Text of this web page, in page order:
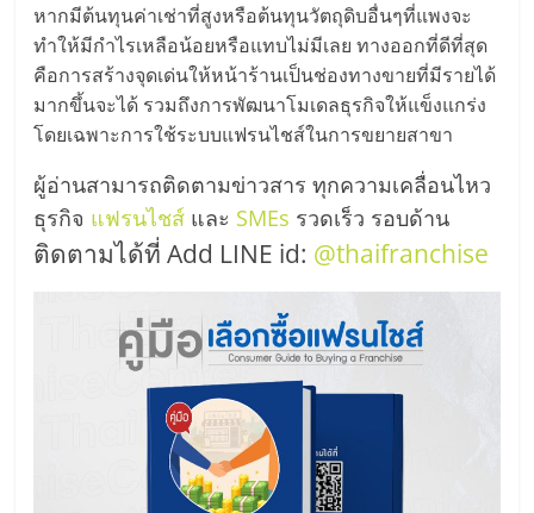
หากมีต้นทุนค่าเช่าที่สูงหรือต้นทุนวัตถุดิบอื่นๆที่แพงจะ
ทำให้มีกำไรเหลือน้อยหรือแทบไม่มีเลย ทางออกที่ดีที่สุด
คือการสร้างจุดเด่นให้หน้าร้านเป็นช่องทางขายที่มีรายได้
มากขึ้นจะได้ รวมถึงการพัฒนาโมเดลธุรกิจให้แข็งแกร่ง
โดยเฉพาะการใช้ระบบแฟรนไชส์ในการขยายสาขา
ผู้อ่านสามารถติดตามข่าวสาร ทุกความเคลื่อนไหว
ธุรกิจ แฟรนไชส์ และ SMEs รวดเร็ว รอบด้าน
ติดตามได้ที่ Add LINE id: @thaifranchise